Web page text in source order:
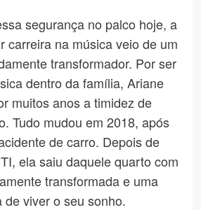
segurança no palco hoje, a
carreira na música veio de um
transformador. Por ser
dentro da família, Ariane
muitos anos a timidez de
Tudo mudou em 2018, após
de carro. Depois de
ela saiu daquele quarto com
transformada e uma
viver o seu sonho.